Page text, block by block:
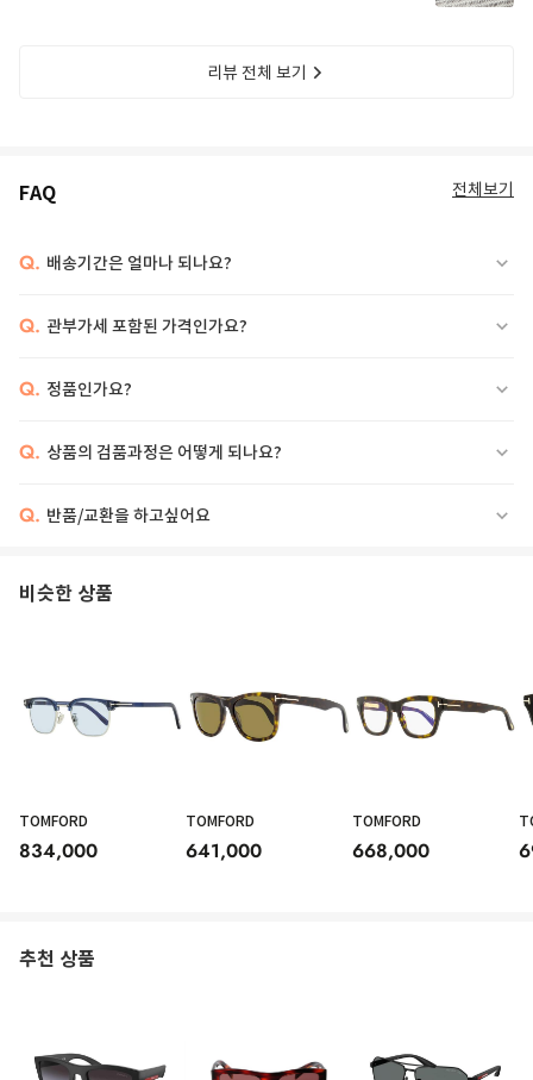
리뷰 전체 보기
FAQ 전체보기
Q. 배송기간은 얼마나 되나요?
Q. 관부가세 포함된 가격인가요?
Q. 정품인가요?
Q. 상품의 검품과정은 어떻게 되나요?
Q. 반품/교환을 하고싶어요
비슷한 상품
TOMFORD
834,000
TOMFORD
641,000
TOMFORD
668,000
추천 상품